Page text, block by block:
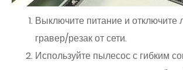
Выключите питание и отключите
гравер/резак от сети.
Используйте пылесос с гибким